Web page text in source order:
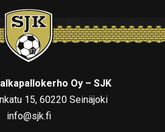
Oy – SJK
15, 60220 Seinäjoki
info@sjk.fi